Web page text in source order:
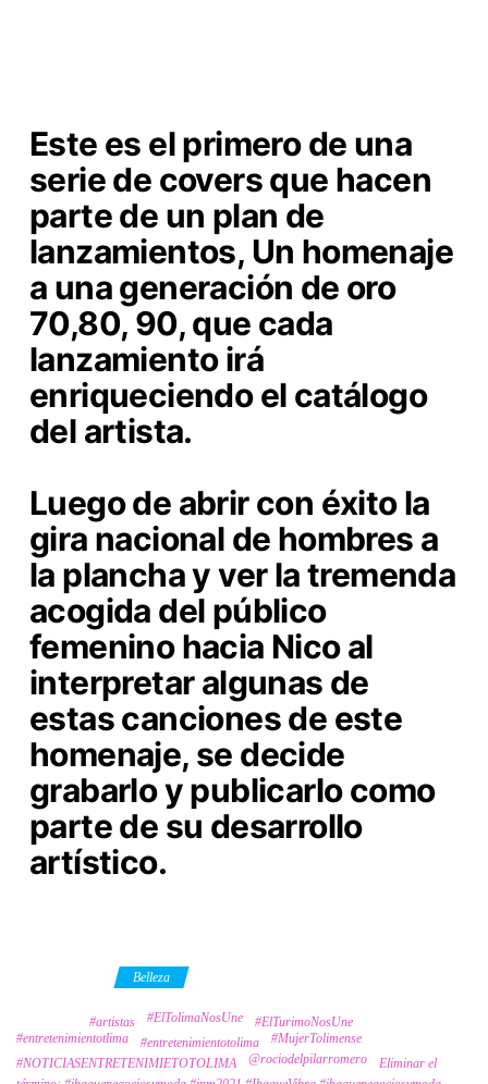
Este es el primero de una
serie de covers que hacen
parte de un plan de
lanzamientos, Un homenaje
a una generación de oro
70,80, 90, que cada
lanzamiento irá
enriqueciendo el catálogo
del artista.
Luego de abrir con éxito la
gira nacional de hombres a
la plancha y ver la tremenda
acogida del público
femenino hacia Nico al
interpretar algunas de
estas canciones de este
homenaje, se decide
grabarlo y publicarlo como
parte de su desarrollo
artístico.
Belleza
#artistas #ElTolimaNosUne
#ElTurimoNosUne
#entretenimientotlima
#entretenimientotolima
#MujerTolimense
#NOTICIASENTRETENIMIETOTOLIMA
@rociodelpilarromero
Eliminar el